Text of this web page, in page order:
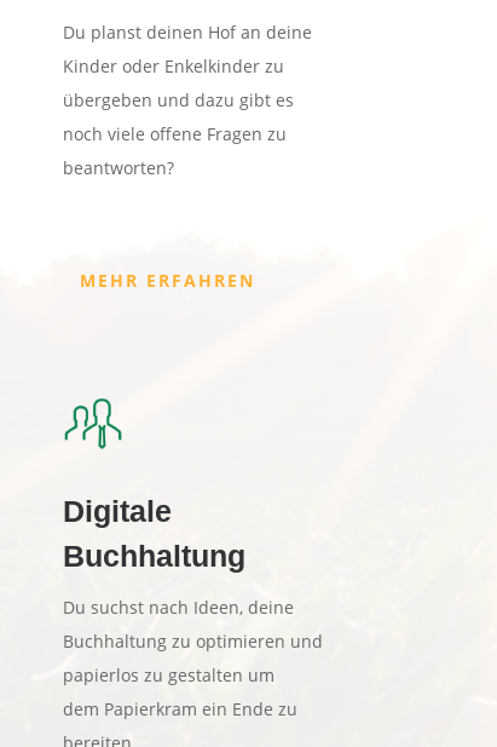
Du planst deinen Hof an deine
Kinder oder Enkelkinder zu
übergeben und dazu gibt es
noch viele offene Fragen zu
beantworten?
MEHR ERFAHREN
Digitale
Buchhaltung
Du suchst nach Ideen, deine
Buchhaltung zu optimieren und
papierlos zu gestalten um
dem Papierkram ein Ende zu